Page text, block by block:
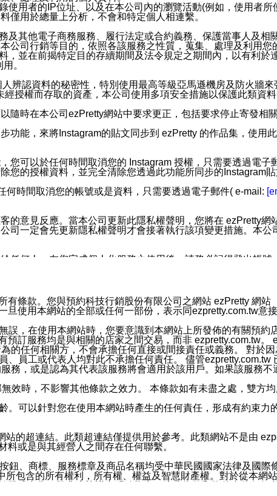
使用者的IP位址、以及在本公司內的瀏覽活動(例如，使用者
僅用於總量上分析，不會和特定個人相連繫。
及其他電子商務服務、履行法定或合約義務、保護當事人及
公司行銷等目的，依照各該服務之性質，蒐集、處理及利用您
並在前揭特定目的存續期間及法令規定之期間內，以有利於
。
辨認資料的秘密性，特別使用最高等級亞馬遜機房及防火牆
授權而存取的資產，本公司使用多項安全措施以保護此類資
隨時在本公司ezPretty網站中要求更正，包括要求停止寄發相關
功能，來將Instagram的貼文同步到 ezPretty 的作品集，使用
您可以於任何時間取消您的 Instagram 授權，只需要透過電
的授權資料，並完全清除您透過此功能所同步的Instagram貼
時間取消您的帳號或是資料，只需要透過電子郵件( e-mail:
的意見反應。當本公司更新此隱私權聲明，您將在 ezPretty
司一定會先更新隱私權聲明才會接著執行該項變更措施。本
任何人。在您完成個人化服務之使用後，請務必記得登出帳
區。
並傳送或宣傳本網站各項服務之資料或電子郵件供您參考。您
入本公司/本服務好友，您仍可接收到通知型訊息。
限，以廣告或其他目的的訊息皆不會被傳送。滿足以下三個
號碼比對相符。
息。
方帳號或認證官方帳號的通知型訊息。
條款。您與預約科技行銷股份有限公司之網站 ezPretty 網
使用本網站的全部或任何一部份，表示同ezpretty.com.tw意
誤，在使用本網站時，您要意識到本網站上所發佈的有關預約
訂服務均是與相關的店家之間交易，而非 ezpretty.com.tw
的任何相關方，不會承擔任何直接或間接責任或義務。 對於
、員工或代表人均對此不承擔任何責任。 儘管
務，或是認為其代表該服務將會適用於該用戶。如果該服務不
效時，不影響其他條款之效力。 本條款如有未盡之處，雙方
。可以針對您在使用本網站時產生的任何責任，形成有約束
的超連結。此類超連結僅提供用於參考。此類網站不是由
或是與其經營人之間存在任何聯繫。
、商標、服務標章及商品名稱均受中華民國國家法律及國際
包含的所有權利，所有權、權益及智慧財產權。對於從本網